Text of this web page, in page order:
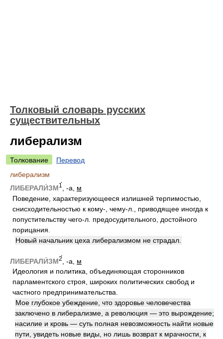
Толковый словарь русских
существительных
либерализм
Толкование
Перевод
либерализм
ЛИБЕРАЛИ́ЗМ1́ , -а, м
Поведение, характеризующееся излишней терпимостью,
снисходительностью к кому-, чему-л., приводящее иногда к
попустительству чего-л. предосудительного, достойного
порицания.
Новый начальник цеха либерализмом не страдал.
ЛИБЕРАЛИ́ЗМ2́ , -а, м
Идеология и политика, объединяющая сторонников
парламентского строя, широких политических свобод и
частного предпринимательства.
Мое глубокое убеждение, что здоровье человечества
заключено в либерализме, а революция — это вырождение;
насилие и кровь — суть полная невозможность найти новые
пути, увидеть новые виды, но лишь возврат к мрачности, к